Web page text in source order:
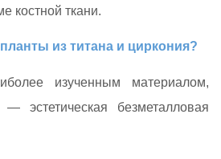
костной ткани.
из титана и циркония?
изученным материалом,
эстетическая безметалловая